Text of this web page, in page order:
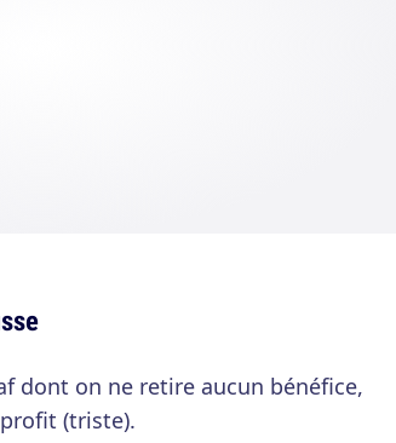
dont on ne retire aucun bénéfice,
(triste).